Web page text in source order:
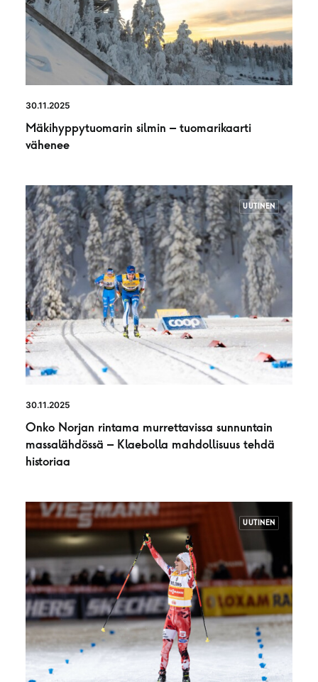
30.11.2025
Mäkihyppytuomarin silmin – tuomarikaarti
vähenee
UUTINEN
30.11.2025
Onko Norjan rintama murrettavissa sunnuntain
massalähdössä – Klaebolla mahdollisuus tehdä
historiaa
UUTINEN